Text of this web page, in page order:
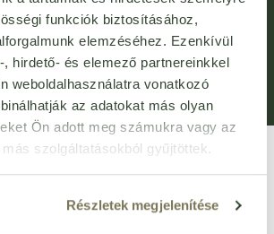
funkciók biztosításához,
elemzéséhez. Ezenkívül
hirdető- és elemező partnereinkkel
weboldalhasználatra vonatkozó
az adatokat más olyan
Ön adott meg számukra vagy az
szolgáltatásokból gyűjtöttek.
Részletek megjelenítése
Feltételek (ÁSZF) Adatvédelem
Panaszkezelési Tájékoztató
Fogyasztói elállás